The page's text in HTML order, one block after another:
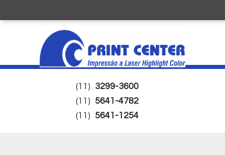
(11) 3299-3600
(11) 5641-4782
(11) 5641-1254